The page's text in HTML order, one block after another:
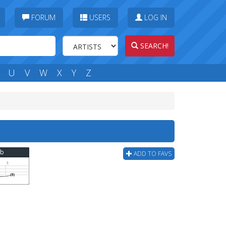
FORUM USERS LOG IN
SEARCH!
U V W X Y Z
ADD TO FAVS